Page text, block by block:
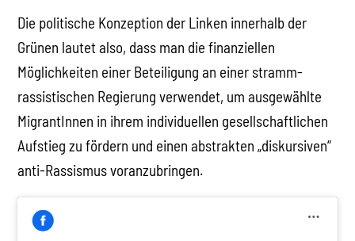
Die politische Konzeption der Linken innerhalb der
Grünen lautet also, dass man die finanziellen
Möglichkeiten einer Beteiligung an einer stramm-
rassistischen Regierung verwendet, um ausgewählte
MigrantInnen in ihrem individuellen gesellschaftlichen
Aufstieg zu fördern und einen abstrakten „diskursiven“
anti-Rassismus voranzubringen.